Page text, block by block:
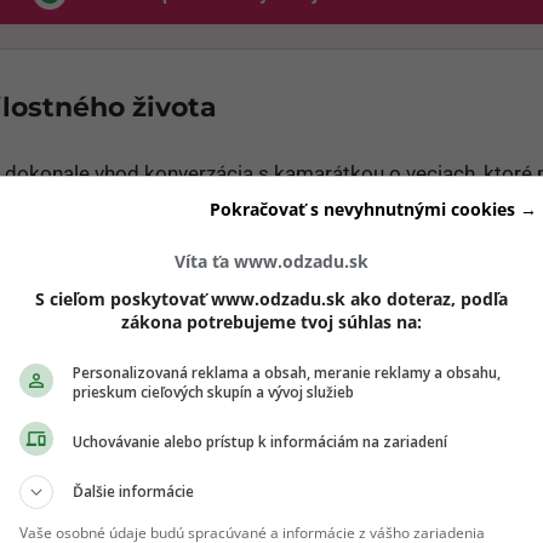
života
vhod konverzácia s kamarátkou o veciach, ktoré
však, že detaily o tvojich s*xuálnych praktikách,
sú témou na konverzáciu s priateľmi, rodinou a ani
niečo úplne iné ako týždňová kamarátka. Zdieľanie
dlhoch môže viesť k závisti alebo aj zneužitiu. Pamätaj,
ktorí sú v tvojom živote naozaj krátko.
Víta ťa www.odzadu.sk
S cieľom poskytovať www.odzadu.sk ako doteraz, podľa
zákona potrebujeme tvoj súhlas na:
Personalizovaná reklama a obsah, meranie reklamy a obsahu,
prieskum cieľových skupín a vývoj služieb
Uchovávanie alebo prístup k informáciám na zariadení
Ďalšie informácie
Vaše osobné údaje budú spracúvané a informácie z vášho zariadenia
Pokračovať s nevyhnutnými cookies →